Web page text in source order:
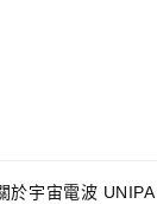
於宇宙電波 UNIPA